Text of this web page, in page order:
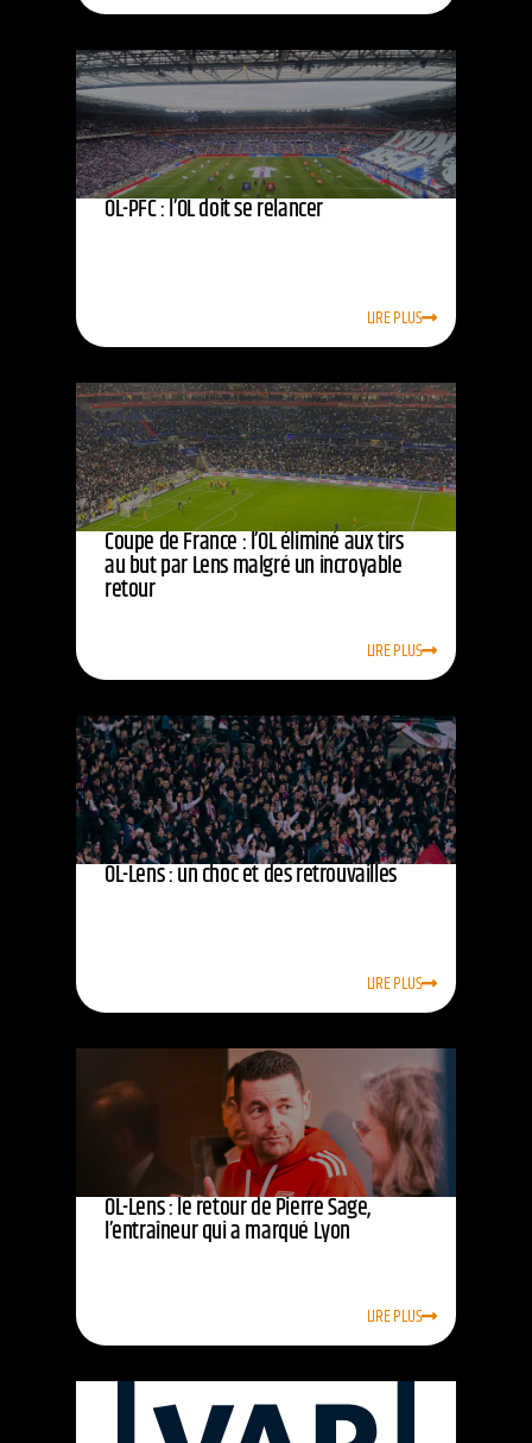
OL-PFC : l’OL doit se relancer
LIRE PLUS
Coupe de France : l’OL éliminé aux tirs
au but par Lens malgré un incroyable
retour
LIRE PLUS
OL-Lens : un choc et des retrouvailles
LIRE PLUS
OL-Lens : le retour de Pierre Sage,
l’entraîneur qui a marqué Lyon
LIRE PLUS